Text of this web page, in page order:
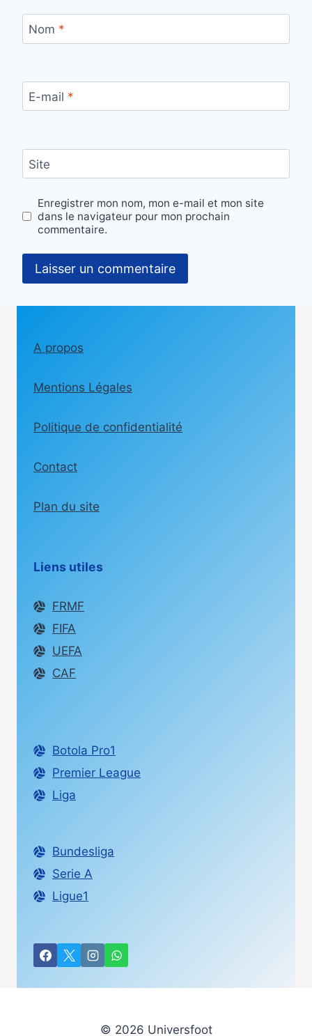
Nom *
E-mail *
Site
Enregistrer mon nom, mon e-mail et mon site
dans le navigateur pour mon prochain
commentaire.
A propos
Mentions Légales
Politique de confidentialité
Contact
Plan du site
Liens utiles
FRMF
FIFA
UEFA
CAF
Botola Pro1
Premier League
Liga
Bundesliga
Serie A
Ligue1
© 2026 Universfoot